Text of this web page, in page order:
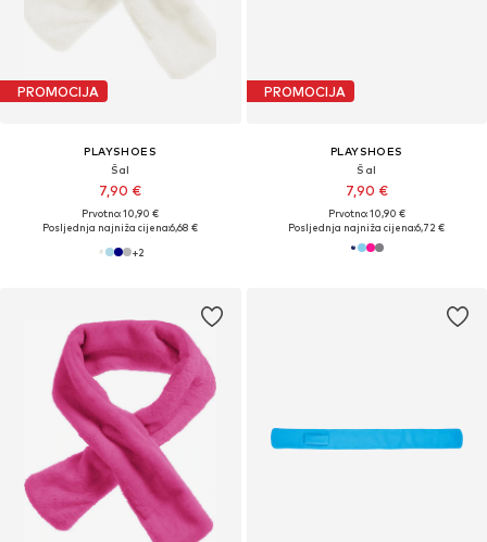
PROMOCIJA
PLAYSHOES
Šal
7,90 €
Prvotno: 10,90 €
Posljednja najniža cijena:6,68 €
+2
PROMOCIJA
PLAYSHOES
Šal
7,90 €
Prvotno: 10,90 €
Posljednja najniža cijena:6,72 €